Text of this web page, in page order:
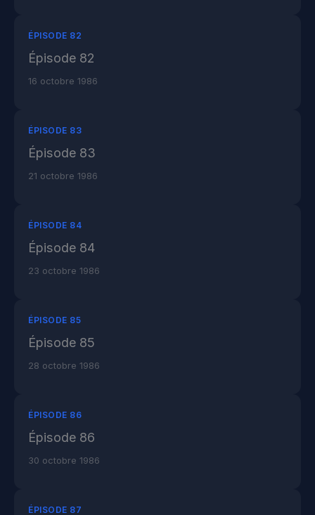
ÉPISODE 82
Épisode 82
16 octobre 1986
ÉPISODE 83
Épisode 83
21 octobre 1986
ÉPISODE 84
Épisode 84
23 octobre 1986
ÉPISODE 85
Épisode 85
28 octobre 1986
ÉPISODE 86
Épisode 86
30 octobre 1986
ÉPISODE 87